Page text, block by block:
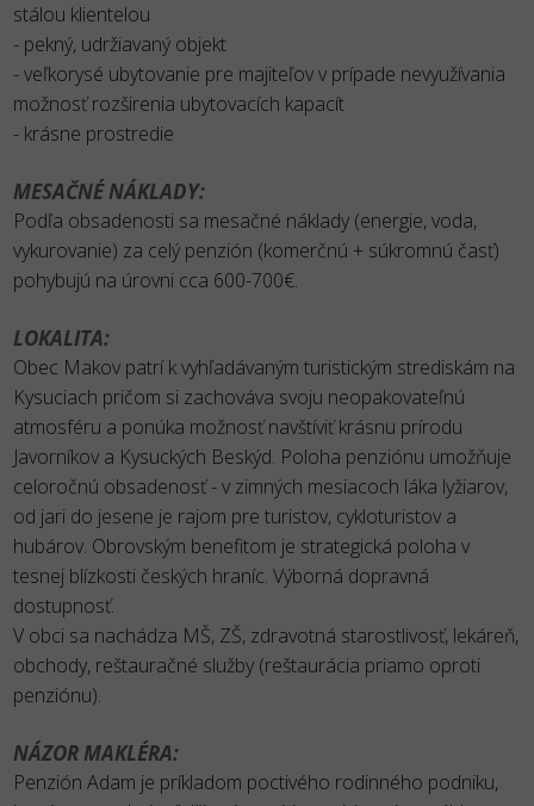
stálou klientelou
- pekný, udržiavaný objekt
- veľkorysé ubytovanie pre majiteľov v prípade nevyužívania
možnosť rozširenia ubytovacích kapacít
- krásne prostredie
MESAČNÉ NÁKLADY:
Podľa obsadenosti sa mesačné náklady (energie, voda,
vykurovanie) za celý penzión (komerčnú + súkromnú časť)
pohybujú na úrovni cca 600-700€.
LOKALITA:
Obec Makov patrí k vyhľadávaným turistickým strediskám na
Kysuciach pričom si zachováva svoju neopakovateľnú
atmosféru a ponúka možnosť navštíviť krásnu prírodu
Javorníkov a Kysuckých Beskýd. Poloha penziónu umožňuje
celoročnú obsadenosť - v zimných mesiacoch láka lyžiarov,
od jari do jesene je rajom pre turistov, cykloturistov a
hubárov. Obrovským benefitom je strategická poloha v
tesnej blízkosti českých hraníc. Výborná dopravná
dostupnosť.
V obci sa nachádza MŠ, ZŠ, zdravotná starostlivosť, lekáreň,
obchody, reštauračné služby (reštaurácia priamo oproti
penziónu).
NÁZOR MAKLÉRA:
Penzión Adam je príkladom poctivého rodinného podniku,